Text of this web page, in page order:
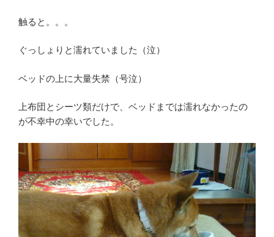
触ると。。。
ぐっしょりと濡れていました（泣）
ベッドの上に大量失禁（号泣）
上布団とシーツ類だけで、ベッドまでは濡れなかったの
が不幸中の幸いでした。